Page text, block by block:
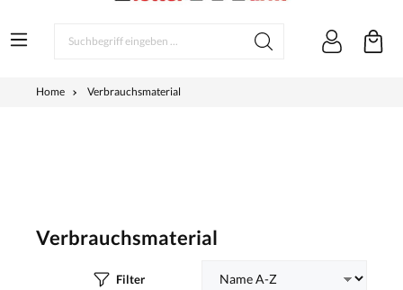
Home Verbrauchsmaterial
Verbrauchsmaterial
Filter